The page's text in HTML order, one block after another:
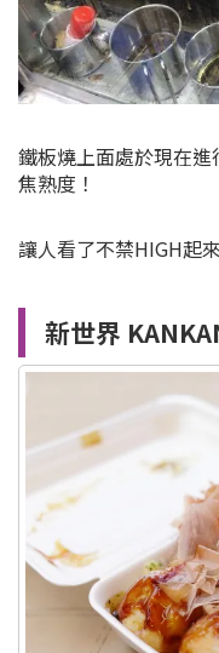
鐵板燒上面處於現在
焦熟度！
讓人看了不禁HIGH起
新世界